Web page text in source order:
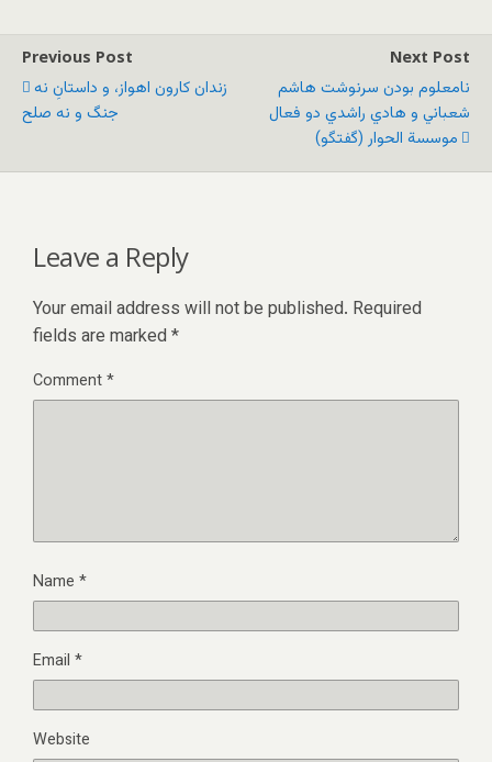
Previous Post
زندان کارون اهواز، و داستانِ نه
جنگ و نه صلح
Next Post
نامعلوم بودن سرنوشت هاشم
شعباني و هادي راشدي دو فعال
موسسة الحوار (گفتگو)
Leave a Reply
Your email address will not be published. Required
fields are marked *
Comment*
Name *
Email *
Website